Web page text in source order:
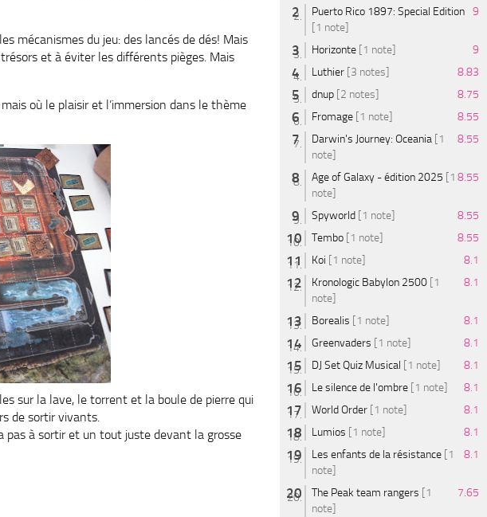
mécanismes du jeu: des lancés de dés! Mais
et à éviter les différents pièges. Mais
mais où le plaisir et l’immersion dans le thème
sur la lave, le torrent et la boule de pierre qui
de sortir vivants.
pas à sortir et un tout juste devant la grosse
Puerto Rico 1897: Special Edition
[1 note]
9
Horizonte [1 note]
9
Luthier [3 notes]
8.83
dnup [2 notes]
8.75
Fromage [1 note]
8.55
Darwin's Journey: Oceania [1
note]
8.55
Age of Galaxy - édition 2025 [1
note]
8.55
Spyworld [1 note]
8.55
Tembo [1 note]
8.55
Koi [1 note]
8.1
Kronologic Babylon 2500 [1
note]
8.1
Borealis [1 note]
8.1
Greenvaders [1 note]
8.1
DJ Set Quiz Musical [1 note]
8.1
Le silence de l'ombre [1 note]
8.1
World Order [1 note]
8.1
Lumios [1 note]
8.1
Les enfants de la résistance [1
note]
8.1
The Peak team rangers [1
note]
7.65